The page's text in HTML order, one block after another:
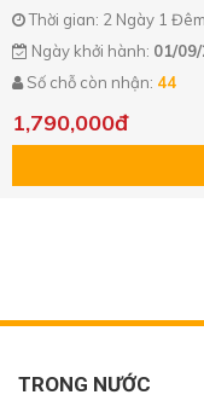
Xin mời Quý
Xin mời Quý
Chọn khu vực
Chọn loại
Thời gian: 2 Ngày 1 Đêm
Ngày khởi hành: 01/
Số chỗ còn nhận: 44
1,790,000đ
TRONG NƯỚC